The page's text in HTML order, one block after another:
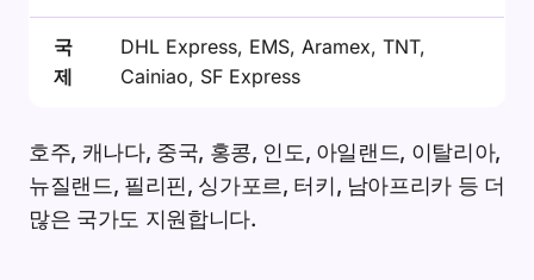
국
제
DHL Express, EMS, Aramex, TNT,
Cainiao, SF Express
호주, 캐나다, 중국, 홍콩, 인도, 아일랜드, 이탈리아,
뉴질랜드, 필리핀, 싱가포르, 터키, 남아프리카 등 더
많은 국가도 지원합니다.